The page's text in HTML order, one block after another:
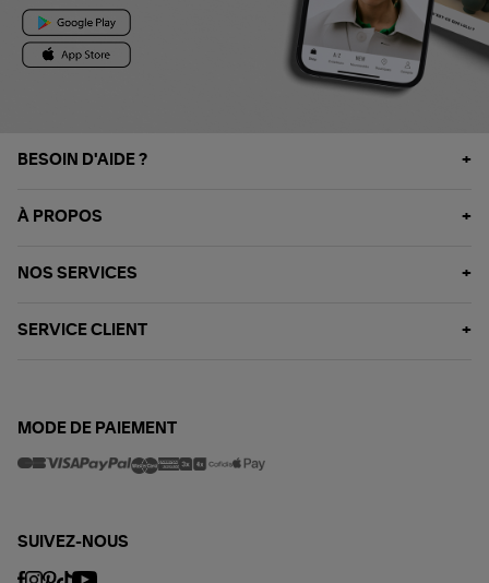
BESOIN D'AIDE ?
À PROPOS
NOS SERVICES
SERVICE CLIENT
MODE DE PAIEMENT
SUIVEZ-NOUS